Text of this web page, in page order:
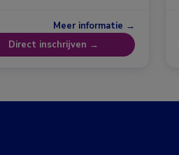
Meer informatie →
Direct inschrijven →